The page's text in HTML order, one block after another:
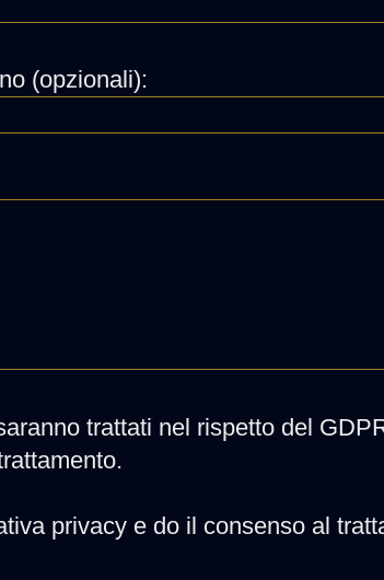
(opzionali):
trattati nel rispetto del
privacy e do il consenso al